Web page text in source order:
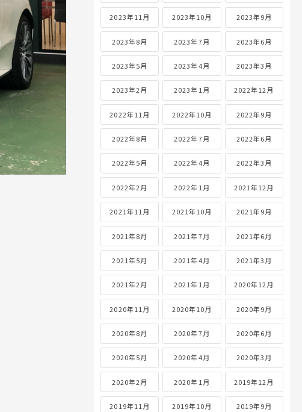
2023年11月 2023年10月 2023年9月
2023年8月 2023年7月 2023年6月
2023年5月 2023年4月 2023年3月
2023年2月 2023年1月 2022年12月
2022年11月 2022年10月 2022年9月
2022年8月 2022年7月 2022年6月
2022年5月 2022年4月 2022年3月
2022年2月 2022年1月 2021年12月
2021年11月 2021年10月 2021年9月
2021年8月 2021年7月 2021年6月
2021年5月 2021年4月 2021年3月
2021年2月 2021年1月 2020年12月
2020年11月 2020年10月 2020年9月
2020年8月 2020年7月 2020年6月
2020年5月 2020年4月 2020年3月
2020年2月 2020年1月 2019年12月
2019年11月 2019年10月 2019年9月